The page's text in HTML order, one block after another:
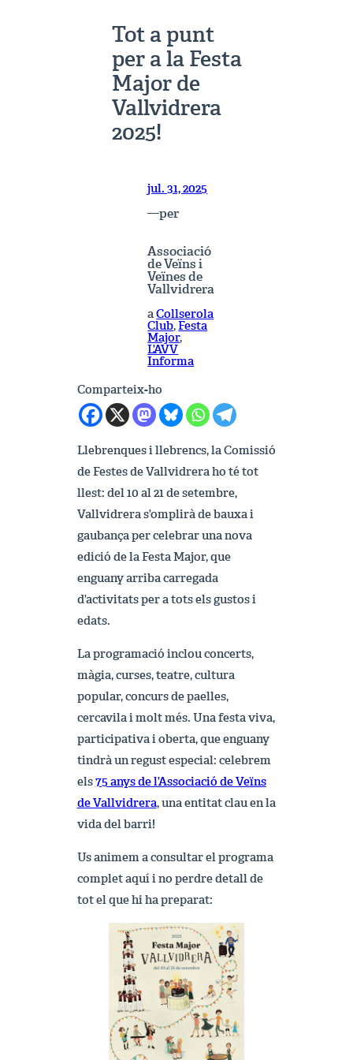
Tot a punt
per a la Festa
Major de
Vallvidrera
2025!
jul. 31, 2025
—per
Associació
de Veïns i
Veïnes de
Vallvidrera
aCollserola
Club, Festa
Major
L’AVV
Informa
Comparteix-ho
Llebrenques i llebrencs, la Comissió
de Festes de Vallvidrera ho té tot
llest: del 10 al 21 de setembre,
Vallvidrera s’omplirà de bauxa i
gaubança per celebrar una nova
edició de la Festa Major, que
enguany arriba carregada
d’activitats per a tots els gustos i
edats.
La programació inclou concerts,
màgia, curses, teatre, cultura
popular, concurs de paelles,
cercavila i molt més. Una festa viva,
participativa i oberta, que enguany
tindrà un regust especial: celebrem
els75 anys de l’Associació de Veïns
de Vallvidrera, una entitat clau en la
vida del barri!
Us animem a consultar el programa
complet aquí i no perdre detall de
tot el que hi ha preparat: